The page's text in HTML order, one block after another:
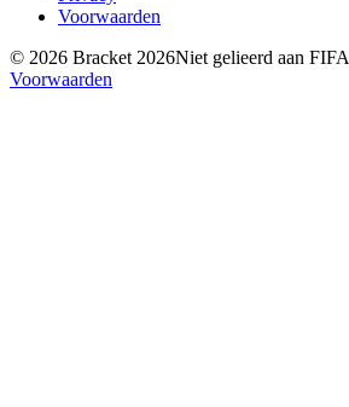
Voorwaarden
© 2026 Bracket 2026Niet gelieerd aan FIFA
Voorwaarden